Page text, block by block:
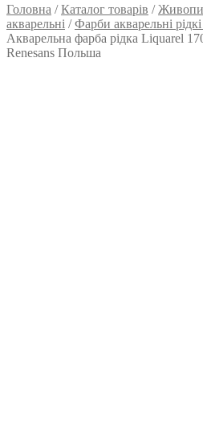
Головна /Каталог товарів /
акварельні /Фарби акварельні
Акварельна фарба рідка Liquarel
Renesans Польша